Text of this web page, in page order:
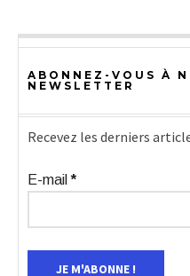
ABONNEZ-VOUS À
NEWSLETTER
Recevez les derniers
E-mail*